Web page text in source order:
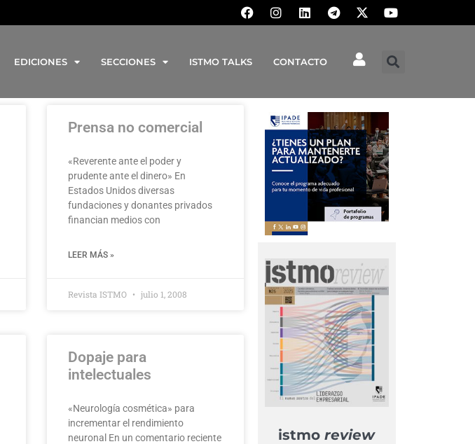
EDICIONES SECCIONES ISTMO TALKS CONTACTO
Prensa no comercial
«Reverente ante el poder y
prudente ante el dinero» En
Estados Unidos diversas
fundaciones y donantes privados
financian medios con
LEER MÁS »
Revista ISTMO julio 1, 2008
Dopaje para
intelectuales
«Neurología cosmética» para
incrementar el rendimiento
neuronal En un comentario reciente
istmoreview